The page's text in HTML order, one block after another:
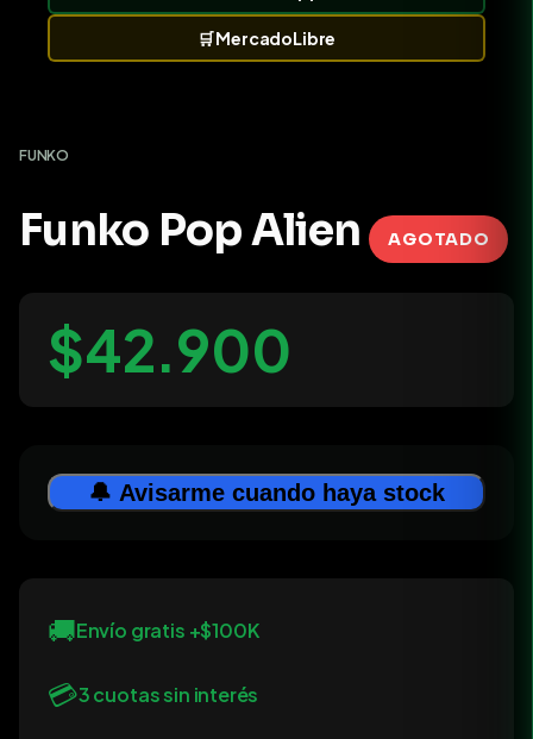
🛒MercadoLibre
FUNKO
Funko Pop Alien AGOTADO
$42.900
🔔 Avisarme cuando haya stock
🚚Envío gratis +$100K
💳3 cuotas sin interés